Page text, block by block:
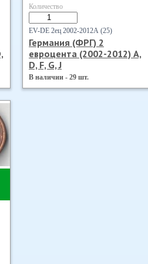
Количество
EV-DE 2ец 2002-2012А (25)
Германия (ФРГ) 2
евроцента (2002-2012) А,
D, F, G, J
В наличии - 29 шт.